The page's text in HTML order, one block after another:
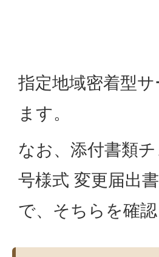
指定地域密着型
ます。
なお、添付書類
号様式 変更届出
で、そちらを確